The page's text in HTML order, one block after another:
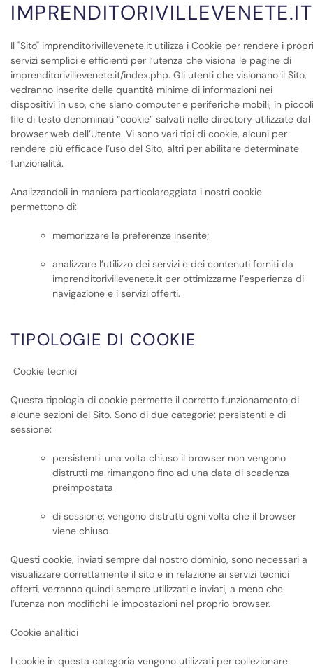
IMPRENDITORIVILLEVENETE.IT
Il "Sito" imprenditorivillevenete.it utilizza i Cookie per rendere i propri
servizi semplici e efficienti per l’utenza che visiona le pagine di
imprenditorivillevenete.it/index.php. Gli utenti che visionano il Sito,
vedranno inserite delle quantità minime di informazioni nei
dispositivi in uso, che siano computer e periferiche mobili, in piccoli
file di testo denominati “cookie” salvati nelle directory utilizzate dal
browser web dell’Utente. Vi sono vari tipi di cookie, alcuni per
rendere più efficace l’uso del Sito, altri per abilitare determinate
funzionalità.
Analizzandoli in maniera particolareggiata i nostri cookie
permettono di:
memorizzare le preferenze inserite;
analizzare l’utilizzo dei servizi e dei contenuti forniti da
imprenditorivillevenete.it per ottimizzarne l’esperienza di
navigazione e i servizi offerti.
TIPOLOGIE DI COOKIE
Cookie tecnici
Questa tipologia di cookie permette il corretto funzionamento di
alcune sezioni del Sito. Sono di due categorie: persistenti e di
sessione:
persistenti: una volta chiuso il browser non vengono
distrutti ma rimangono fino ad una data di scadenza
preimpostata
di sessione: vengono distrutti ogni volta che il browser
viene chiuso
Questi cookie, inviati sempre dal nostro dominio, sono necessari a
visualizzare correttamente il sito e in relazione ai servizi tecnici
offerti, verranno quindi sempre utilizzati e inviati, a meno che
l’utenza non modifichi le impostazioni nel proprio browser.
Cookie analitici
I cookie in questa categoria vengono utilizzati per collezionare